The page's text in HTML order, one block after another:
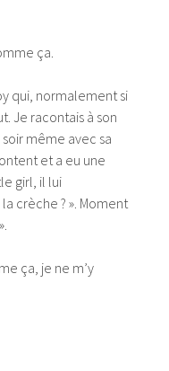
ça.
qui, normalement si
Je racontais à son
même avec sa
et a eu une
girl, il lui
crèche ? ». Moment
ça, je ne m’y